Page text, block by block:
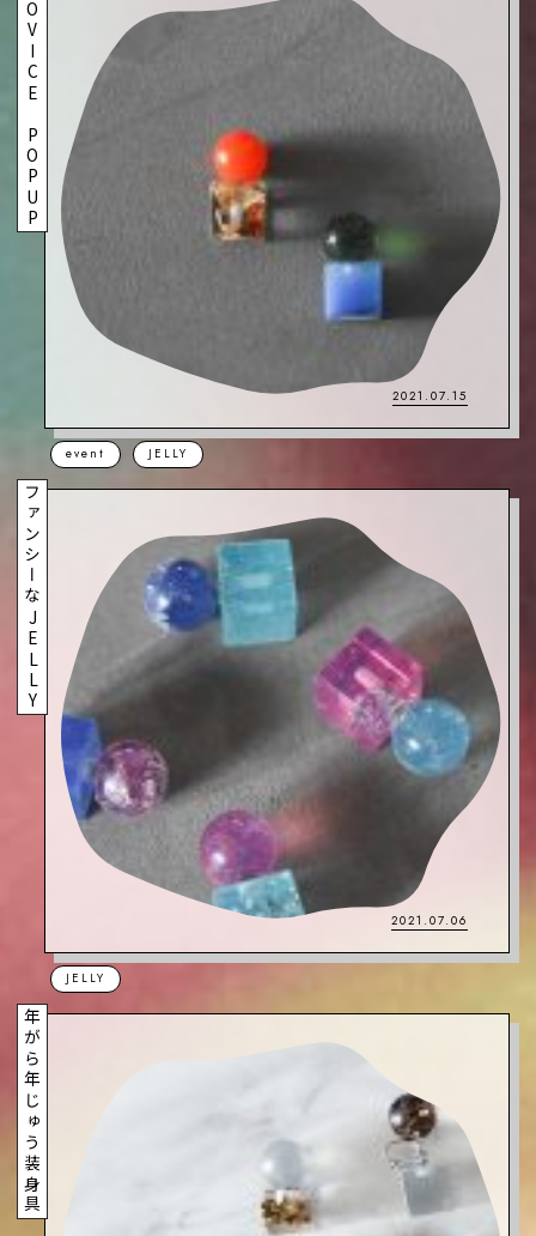
2021.07.15
PROVICE POPUP
event JELLY
2021.07.06
ファンシーなJELLY
JELLY
年がら年じゅう装身具